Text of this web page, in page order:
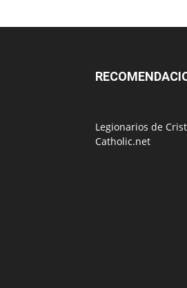
Legionarios de
Catholic.net